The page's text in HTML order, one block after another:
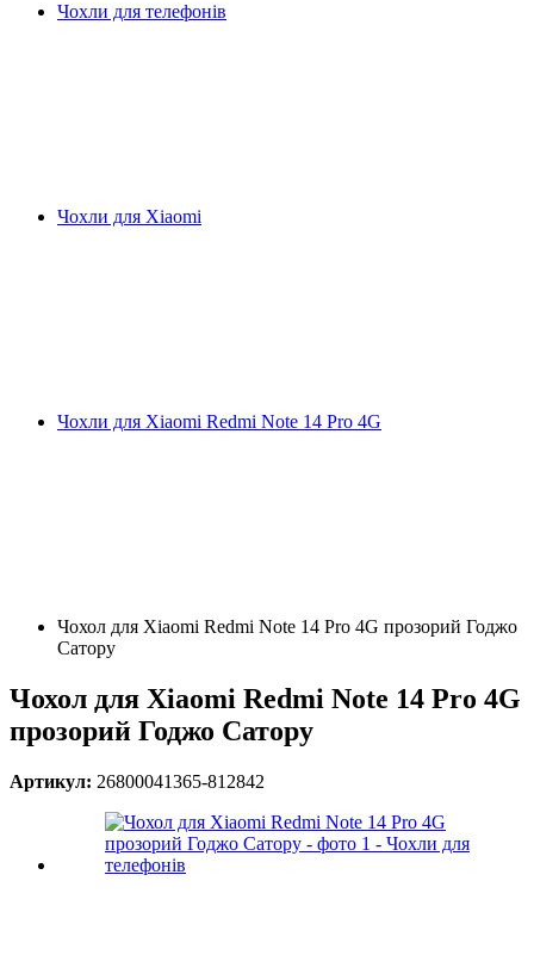
Чохли для телефонів
Чохли для Xiaomi
Чохли для Xiaomi Redmi Note 14 Pro 4G
Чохол для Xiaomi Redmi Note 14 Pro 4G прозорий Годжо
Сатору
Чохол для Xiaomi Redmi Note 14 Pro 4G
прозорий Годжо Сатору
Артикул: 26800041365-812842